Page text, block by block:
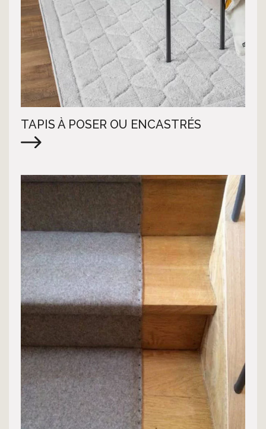
TAPIS À POSER OU ENCASTRÉS